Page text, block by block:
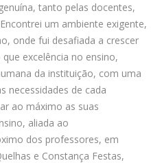
tanto pelas docentes,
um ambiente exigente,
onde fui desafiada a crescer
excelência no ensino,
da instituição, com uma
necessidades de cada
ao máximo as suas
aliada ao
dos professores, em
e Constança Festas,